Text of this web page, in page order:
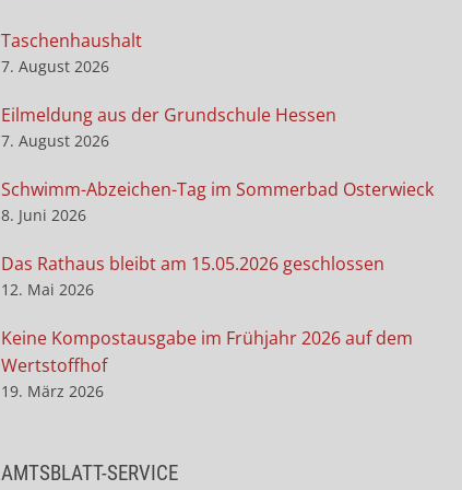
Taschenhaushalt
7. August 2026
Eilmeldung aus der Grundschule Hessen
7. August 2026
Schwimm-Abzeichen-Tag im Sommerbad Osterwieck
8. Juni 2026
Das Rathaus bleibt am 15.05.2026 geschlossen
12. Mai 2026
Keine Kompostausgabe im Frühjahr 2026 auf dem
Wertstoffhof
19. März 2026
AMTSBLATT-SERVICE